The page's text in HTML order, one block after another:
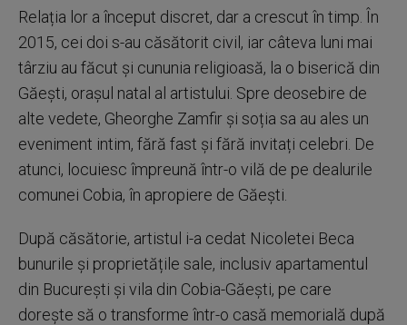
Relația lor a început discret, dar a crescut în timp. În
2015, cei doi s-au căsătorit civil, iar câteva luni mai
târziu au făcut și cununia religioasă, la o biserică din
Găești, orașul natal al artistului. Spre deosebire de
alte vedete, Gheorghe Zamfir și soția sa au ales un
eveniment intim, fără fast și fără invitați celebri. De
atunci, locuiesc împreună într-o vilă de pe dealurile
comunei Cobia, în apropiere de Găești.
După căsătorie, artistul i-a cedat Nicoletei Beca
bunurile și proprietățile sale, inclusiv apartamentul
din București și vila din Cobia-Găești, pe care
dorește să o transforme într-o casă memorială după